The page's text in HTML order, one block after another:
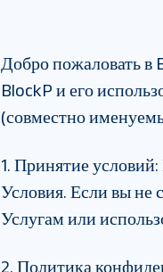
Добро пожаловать в
BlockP и его
(совместно
1. Принятие условий:
Условия. Если вы не
Услугам или
2. Политика